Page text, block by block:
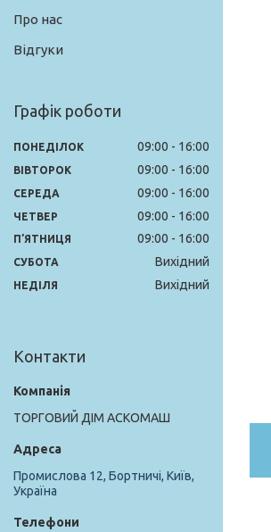
Про нас
Відгуки
Графік роботи
ПОНЕДІЛОК 09:00 16:00
ВІВТОРОК 09:00 16:00
СЕРЕДА 09:00 16:00
ЧЕТВЕР 09:00 16:00
ПʼЯТНИЦЯ 09:00 16:00
СУБОТА Вихідний
НЕДІЛЯ Вихідний
Контакти
ТОРГОВИЙ ДІМ АСКОМАШ
Промислова 12, Бортничі, Київ,
Україна